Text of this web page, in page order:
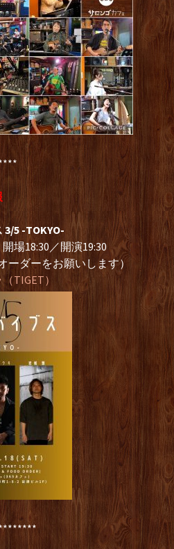
5 -TOKYO-
場18:30／開演19:30
ーダーをお願いします）
TIGET）